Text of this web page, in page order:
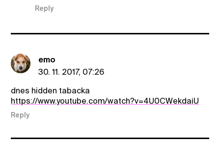
Reply
emo
30. 11. 2017, 07:26
dnes hidden tabacka
https://www.youtube.com/watch?v=4U0CWekdaiU
Reply